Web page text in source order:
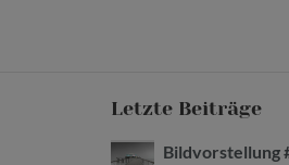
Letzte Beiträge
Bildvorstellung